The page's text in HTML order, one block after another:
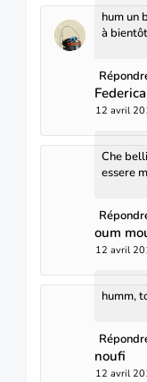
hum un
à
Federica
12 avril
Che
essere
oum
12 avril
humm,
noufi
12 avril